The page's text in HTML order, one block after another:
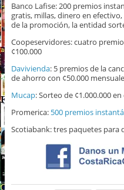
Banco Lafise: 200 premios
gratis, millas, dinero en
de la promoción, la entidad
Coopeservidores: cuatro
¢100.000
Davivienda: 5 premios de la
de ahorro con ¢50.000
Mucap: Sorteo de ¢1.000.000
Promerica: 500 premios
Scotiabank: tres paquetes para